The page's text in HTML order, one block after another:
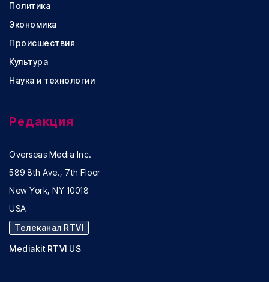
Политика
Экономика
Происшествия
Культура
Наука и технологии
Редакция
Overseas Media Inc.
589 8th Ave., 7th Floor
New York, NY 10018
USA
Телеканал RTVI
Mediakit RTVI US